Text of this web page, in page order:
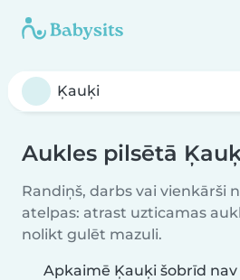
Aukles pilsētā
Randiņš, darbs vai vienkārši
atelpas: atrast uzticamas
nolikt gulēt mazuli.
Apkaimē Ķauķi šobrīd nav